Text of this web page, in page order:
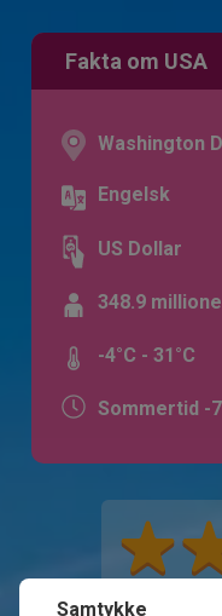
Fakta om USA
Washington
Engelsk
US Dollar
348.9
-4°C - 31°C
Sommertid -
Samtykke